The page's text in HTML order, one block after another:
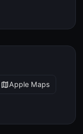
mapApple Maps